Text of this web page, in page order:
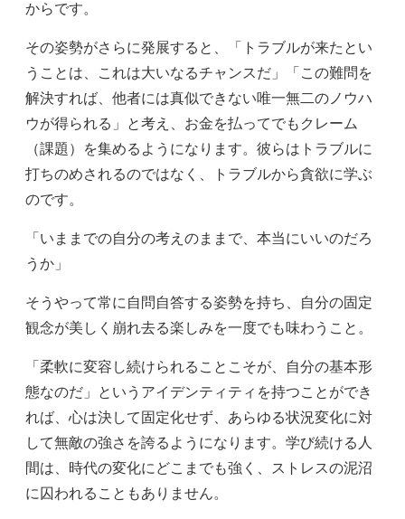
からです。
その姿勢がさらに発展すると、「トラブルが来たとい
うことは、これは大いなるチャンスだ」「この難問を
解決すれば、他者には真似できない唯一無二のノウハ
ウが得られる」と考え、お金を払ってでもクレーム
（課題）を集めるようになります。彼らはトラブルに
打ちのめされるのではなく、トラブルから貪欲に学ぶ
のです。
「いままでの自分の考えのままで、本当にいいのだろ
うか」
そうやって常に自問自答する姿勢を持ち、自分の固定
観念が美しく崩れ去る楽しみを一度でも味わうこと。
「柔軟に変容し続けられることこそが、自分の基本形
態なのだ」というアイデンティティを持つことができ
れば、心は決して固定化せず、あらゆる状況変化に対
して無敵の強さを誇るようになります。学び続ける人
間は、時代の変化にどこまでも強く、ストレスの泥沼
に囚われることもありません。